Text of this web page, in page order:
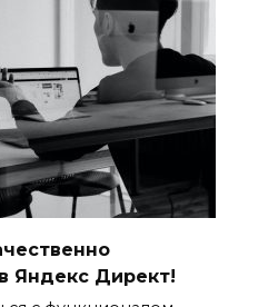
Яндекс Директ!